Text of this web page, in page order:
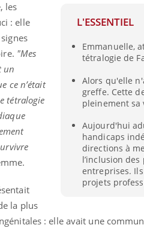
L'ESSENTIEL
Emmanuelle,
tétralogie de
Alors qu'elle
greffe. Cette
pleinement sa
Aujourd'hui
handicaps
directions à
l’inclusion
entreprises.
projets
les
: elle
"Mes
un
ce n’était
tétralogie
la plus
: elle avait une
: “Des verres
Les troubles du
modifient votre
Mon enfant est-
sensible ou
très